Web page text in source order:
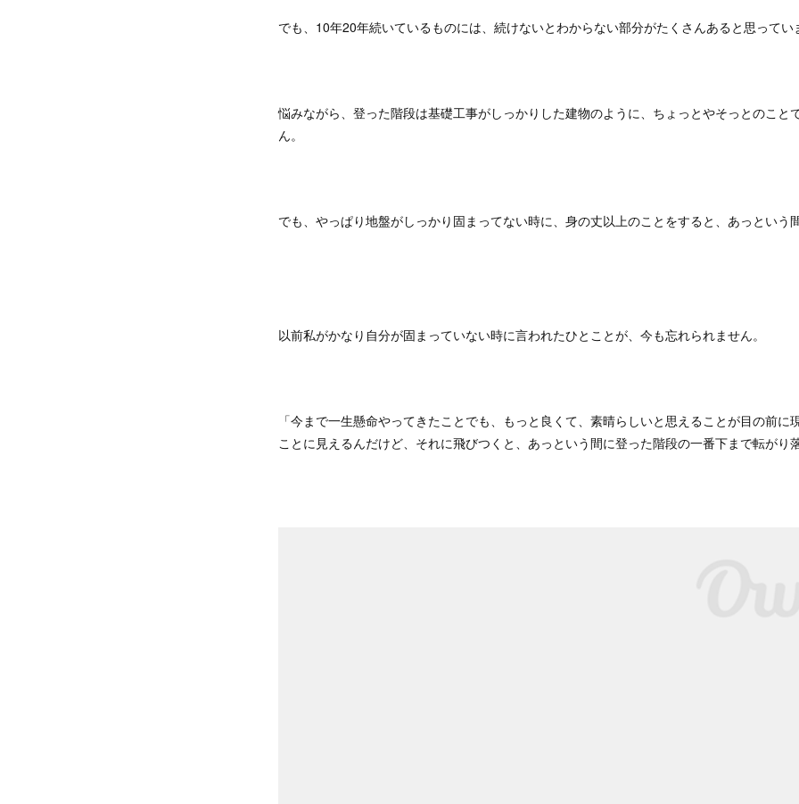
でも、10年20年続いているものには、続けないとわからない部分がたくさんあると思ってい
悩みながら、登った階段は基礎工事がしっかりした建物のように、ちょっとやそっとのこと
ん。
でも、やっぱり地盤がしっかり固まってない時に、身の丈以上のことをすると、あっという
以前私がかなり自分が固まっていない時に言われたひとことが、今も忘れられません。
「今まで一生懸命やってきたことでも、もっと良くて、素晴らしいと思えることが目の前に
ことに見えるんだけど、それに飛びつくと、あっという間に登った階段の一番下まで転がり